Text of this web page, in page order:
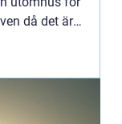
då det är